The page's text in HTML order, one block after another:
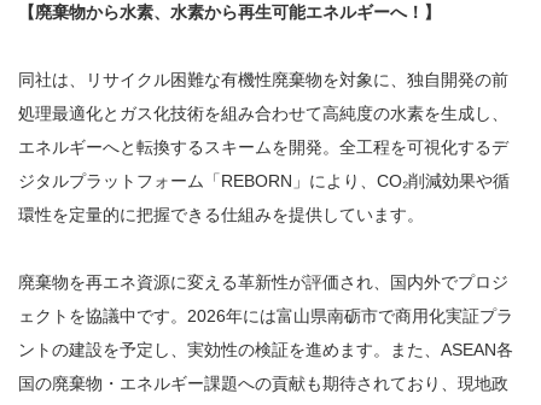
【廃棄物から水素、水素から再生可能エネルギーへ！】
同社は、リサイクル困難な有機性廃棄物を対象に、独自開発の前
処理最適化とガス化技術を組み合わせて高純度の水素を生成し、
エネルギーへと転換するスキームを開発。全工程を可視化するデ
ジタルプラットフォーム「REBORN」により、CO₂削減効果や循
環性を定量的に把握できる仕組みを提供しています。
廃棄物を再エネ資源に変える革新性が評価され、国内外でプロジ
ェクトを協議中です。2026年には富山県南砺市で商用化実証プラ
ントの建設を予定し、実効性の検証を進めます。また、ASEAN各
国の廃棄物・エネルギー課題への貢献も期待されており、現地政